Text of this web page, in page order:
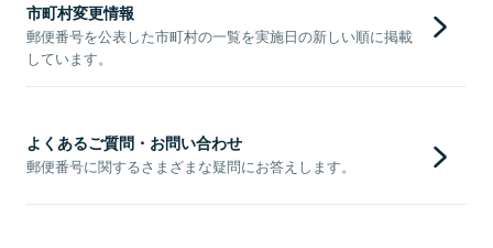
市町村変更情報
郵便番号を公表した市町村の一覧を実施日の新しい順に掲載
しています。
よくあるご質問・お問い合わせ
郵便番号に関するさまざまな疑問にお答えします。